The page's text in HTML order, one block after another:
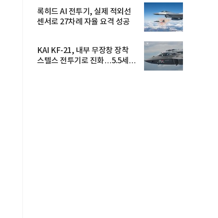
록히드 AI 전투기, 실제 적외선
센서로 27차례 자율 요격 성공
KAI KF-21, 내부 무장창 장착
스텔스 전투기로 진화…5.5세대